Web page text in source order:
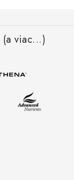
(a viac...)